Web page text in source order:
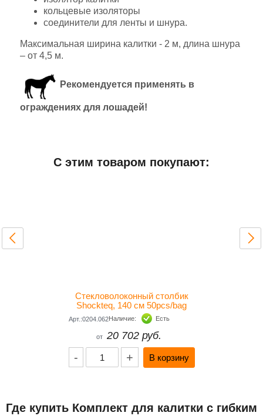
кольцевые изоляторы
соединители для ленты и шнура.
Максимальная ширина калитки - 2 м, длина шнура
– от 4,5 м.
Рекомендуется применять в
ограждениях для лошадей!
С этим товаром покупают:
Стекловолоконный столбик
Shockteq, 140 см 50pcs/bag
Арт.:0204.062Наличие: Есть
от 20 702 руб.
- +
Где купить Комплект для калитки с гибким